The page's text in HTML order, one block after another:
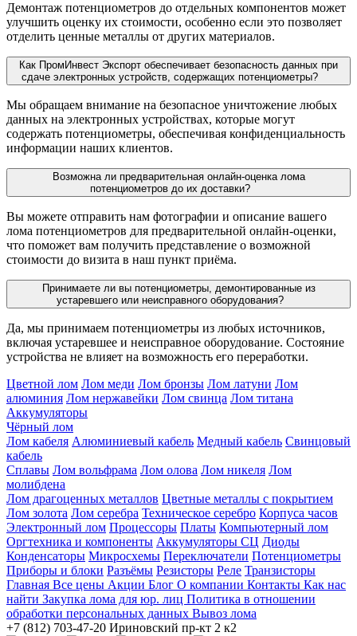
Демонтаж потенциометров до отдельных компонентов может
улучшить оценку их стоимости, особенно если это позволяет
отделить ценные металлы от других материалов.
Как ПромИнвест Экспорт обеспечивает безопасность данных при
сдаче электронных устройств, содержащих потенциометры?
Мы обращаем внимание на безопасное уничтожение любых
данных на электронных устройствах, которые могут
содержать потенциометры, обеспечивая конфиденциальность
информации наших клиентов.
Возможна ли предварительная онлайн-оценка лома
потенциометров до их доставки?
Вы можете отправить нам фотографии и описание вашего
лома потенциометров для предварительной онлайн-оценки,
что поможет вам получить представление о возможной
стоимости до визита в наш пункт приёма.
Принимаете ли вы потенциометры, демонтированные из
устаревшего или неисправного оборудования?
Да, мы принимаем потенциометры из любых источников,
включая устаревшее и неисправное оборудование. Состояние
устройства не влияет на возможность его переработки.
Цветной лом Лом меди Лом бронзы Лом латуни Лом
алюминия Лом нержавейки Лом свинца Лом титана
Аккумуляторы
Чёрный лом
Лом кабеля Алюминиевый кабель Медный кабель Свинцовый
кабель
Сплавы Лом вольфрама Лом олова Лом никеля Лом
молибдена
Лом драгоценных металлов Цветные металлы с покрытием
Лом золота Лом серебра Техническое серебро Корпуса часов
Электронный лом Процессоры Платы Компьютерный лом
Оргтехника и компоненты Аккумуляторы СЦ Диоды
Конденсаторы Микросхемы Переключатели Потенциометры
Приборы и блоки Разъёмы Резисторы Реле Транзисторы
Главная Все цены Акции Блог О компании Контакты Как нас
найти Закупка лома для юр. лиц Политика в отношении
обработки персональных данных Вывоз лома
+7 (812) 703-47-20 Ириновский пр-кт 2 к2